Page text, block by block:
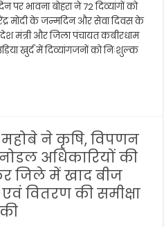
पर भावना बोहरा ने 72 दिव्यांगों को
मोदी के जन्मदिन और सेवा दिवस के
मंत्री और जिला पंचायत कबीरधाम
उड़िया खुर्द में दिव्यांगजनों को निःशुल्क
ने कृषि, विपणन
नोडल अधिकारियों की
जिले में खाद बीज
वितरण की समीक्षा
की